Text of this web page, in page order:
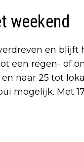
weekend
en
een regen- of
naar 25 tot
mogelijk. Met